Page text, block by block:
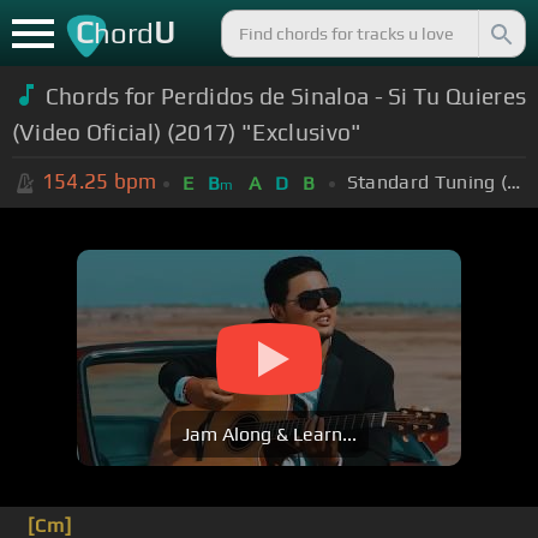
ChordU
Chords for Perdidos de Sinaloa - Si Tu Quieres
(Video Oficial) (2017) "Exclusivo"
154.25 bpm E Bm A D B Standard Tuning (EADGBE)
Jam Along & Learn...
[Cm]